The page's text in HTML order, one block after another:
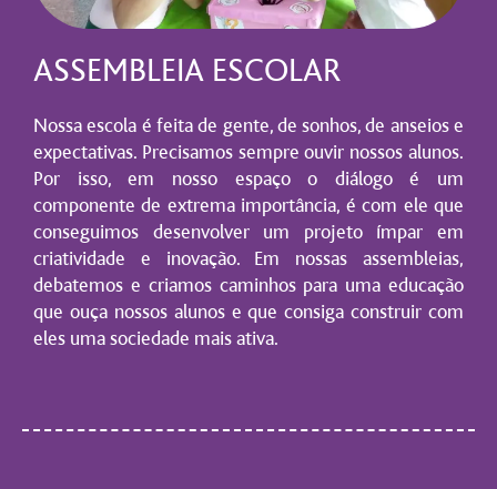
ASSEMBLEIA ESCOLAR
Nossa escola é feita de gente, de sonhos, de anseios e
expectativas. Precisamos sempre ouvir nossos alunos.
Por isso, em nosso espaço o diálogo é um
componente de extrema importância, é com ele que
conseguimos desenvolver um projeto ímpar em
criatividade e inovação. Em nossas assembleias,
debatemos e criamos caminhos para uma educação
que ouça nossos alunos e que consiga construir com
eles uma sociedade mais ativa.